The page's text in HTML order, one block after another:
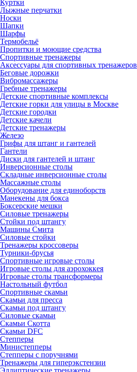
Куртки
Лыжные перчатки
Носки
Шапки
Шарфы
Термобельё
Пропитки и моющие средства
Спортивные тренажеры
Аксессуары для спортивных тренажеров
Беговые дорожки
Вибромассажеры
Гребные тренажеры
Детские спортивные комплексы
Детские горки для улицы в Москве
Детские городки
Детские качели
Детские тренажеры
Железо
Грифы для штанг и гантелей
Гантели
Диски для гантелей и штанг
Инверсионные столы
Складные инверсионные столы
Массажные столы
Оборудование для единоборств
Манекены для бокса
Боксерские мешки
Силовые тренажеры
Стойки под штангу
Машины Смита
Силовые стойки
Тренажеры кроссоверы
Турники-брусья
Спортивные игровые столы
Игровые столы для аэрохоккея
Игровые столы трансформеры
Настольный футбол
Спортивные скамьи
Скамьи для пресса
Скамьи под штангу
Силовые скамьи
Скамьи Скотта
Скамьи DFC
Степперы
Министепперы
Степперы с поручнями
Тренажеры для гиперэкстензии
Эллиптические тренажеры